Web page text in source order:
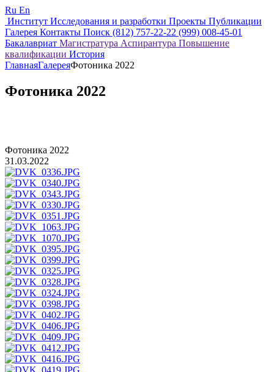
Ru En
Институт Исследования и разработки Проекты Публикации
Галерея Контакты Поиск (812) 757-22-22 (999) 008-45-01
Бакалавриат Магистратура Аспирантура Повышение
квалификации История
ГлавнаяГалереяФотоника 2022
Фотоника 2022
Фотоника 2022
31.03.2022